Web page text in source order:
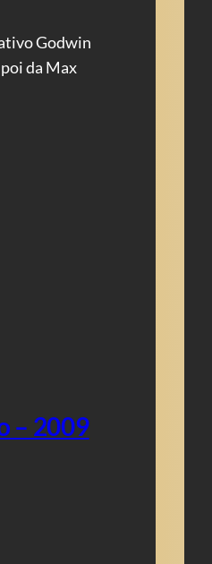
Godwin
da Max
– 2009